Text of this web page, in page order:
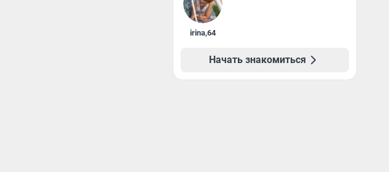
irina,64
Начать знакомиться